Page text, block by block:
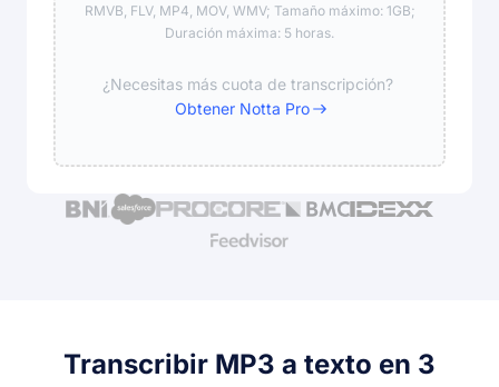
RMVB, FLV, MP4, MOV, WMV; Tamaño máximo: 1GB;
Duración máxima: 5 horas.
¿Necesitas más cuota de transcripción?
Obtener Notta Pro
Transcribir MP3 a texto en 3